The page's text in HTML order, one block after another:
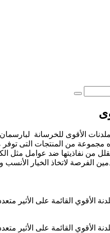
الأقوی للخرسانة
مجموعة من المنتجات التی
من نفاذيتها ضد عوامل مثل
الفرصة لاتخاذ الخيار
الأقوي القائمة على الأثير
الأقوي القائمة على الأثير